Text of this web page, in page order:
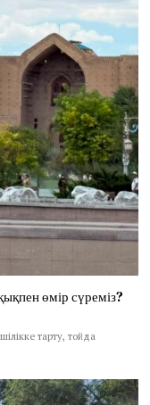
өмір сүреміз?
тарту, тойда